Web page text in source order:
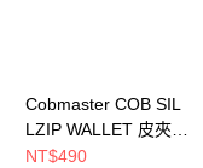
Cobmaster COB SIL
LZIP WALLET 皮夾
Black 810212000080
NT$490